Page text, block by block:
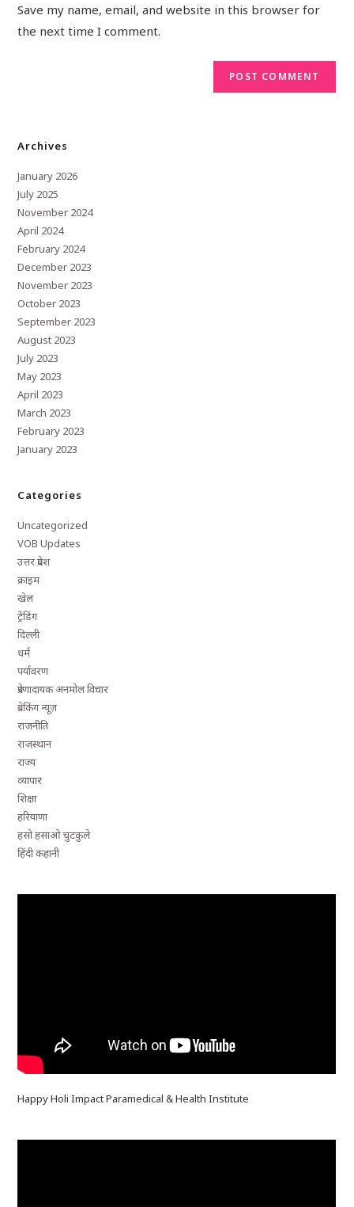
Save my name, email, and website in this browser for
the next time I comment.
Archives
January 2026
July 2025
November 2024
April 2024
February 2024
December 2023
November 2023
October 2023
September 2023
August 2023
July 2023
May 2023
April 2023
March 2023
February 2023
January 2023
Categories
Uncategorized
VOB Updates
उत्तर प्रदेश
क्राइम
खेल
ट्रेंडिंग
दिल्ली
धर्म
पर्यावरण
प्रेरणादायक अनमोल विचार
ब्रेकिंग न्यूज़
राजनीति
राजस्थान
राज्य
व्यापार
शिक्षा
हरियाणा
हसो हसाओ चुटकुले
हिंदी कहानी
Happy Holi Impact Paramedical & Health Institute